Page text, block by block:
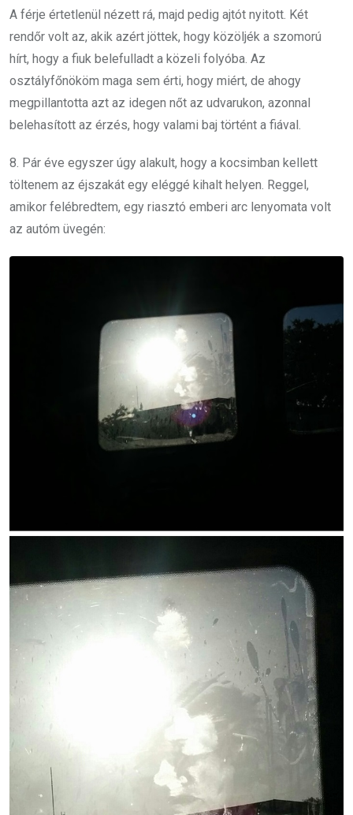
A férje értetlenül nézett rá, majd pedig ajtót nyitott. Két
rendőr volt az, akik azért jöttek, hogy közöljék a szomorú
hírt, hogy a fiuk belefulladt a közeli folyóba. Az
osztályfőnököm maga sem érti, hogy miért, de ahogy
megpillantotta azt az idegen nőt az udvarukon, azonnal
belehasított az érzés, hogy valami baj történt a fiával.
8. Pár éve egyszer úgy alakult, hogy a kocsimban kellett
töltenem az éjszakát egy eléggé kihalt helyen. Reggel,
amikor felébredtem, egy riasztó emberi arc lenyomata volt
az autóm üvegén: